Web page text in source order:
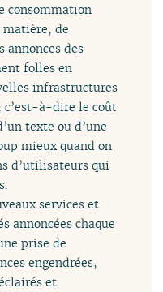
consommation
matière, de
annonces des
folles en
infrastructures
c’est-à-dire le coût
texte ou d’une
mieux quand on
d’utilisateurs qui
services et
annoncées chaque
prise de
engendrées,
et